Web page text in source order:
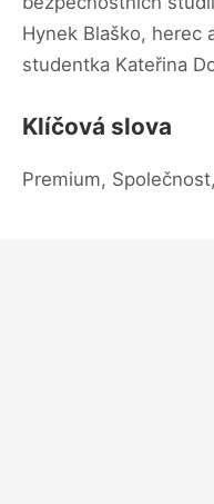
Hynek Blaško, herec
studentka Kateřina
Klíčová slova
Premium,